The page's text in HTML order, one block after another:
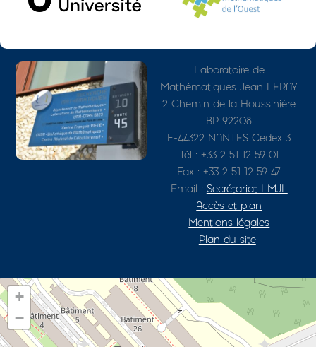
Photo Adresse détaillée
Laboratoire de
Mathématiques Jean LERAY
2 Chemin de la Houssinière
BP 92208
F-44322 NANTES Cedex 3
Tél : +33 2 51 12 59 01
Fax : +33 2 51 12 59 47
Email : Secrétariat LMJL
Accès et plan
Mentions légales
Plan du site
+
−